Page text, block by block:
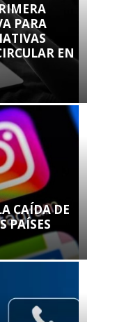
PARA
EN
CAÍDA DE
PAÍSES